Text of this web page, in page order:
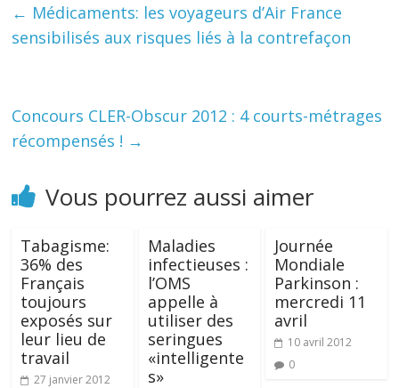
← Médicaments: les voyageurs d’Air France
sensibilisés aux risques liés à la contrefaçon
Concours CLER-Obscur 2012 : 4 courts-métrages
récompensés ! →
Vous pourrez aussi aimer
Tabagisme:
36% des
Français
toujours
exposés sur
leur lieu de
travail
27 janvier 2012
Maladies
infectieuses :
l’OMS
appelle à
utiliser des
seringues
«intelligente
s»
Journée
Mondiale
Parkinson :
mercredi 11
avril
10 avril 2012
0